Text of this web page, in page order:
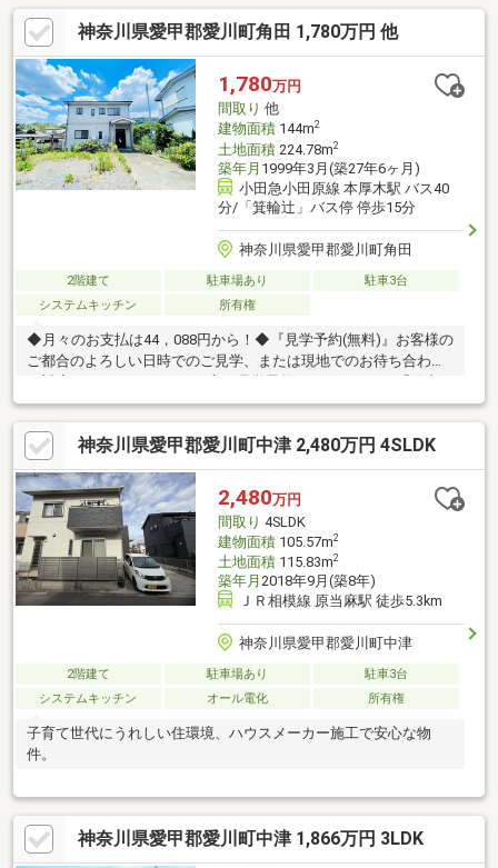
■角地■間取り：4SLDK S=サービスルーム（納戸）■駐
車場／カースペース2台分（車種による）
神奈川県愛甲郡愛川町角田 1,780万円 他
1,780万円
間取り 他
建物面積144m2
土地面積224.78m2
築年月 1999年3月(築27年6ヶ月)
小田急小田原線 本厚木駅 バス40
分/「箕輪辻」バス停 停歩15分
神奈川県愛甲郡愛川町角田
2階建て 駐車場あり
駐車3台
システムキッチン
所有権
◆月々のお支払は44，088円から！◆『見学予約(無料)』お客様の
ご都合のよろしい日時でのご見学、または現地でのお待ち合わせ
を体感したい」「自分の車を駐車してみたい」「設備を説明して
もらいたい」など『資料請求する(無料)』または『お電話(TEL：
0120-772-395)』でのお問い合わせも大歓迎です。忙しくて見学の
時間が取れない！遠方で頻繁に行けない…という方にはオンライ
ンでもご覧いただけます。お気軽にご相談ください！
神奈川県愛甲郡愛川町中津 2,480万円 4SLDK
2,480万円
間取り 4SLDK
建物面積105.57m2
土地面積115.83m2
築年月 2018年9月(築8年)
ＪＲ相模線 原当麻駅 徒歩5.3km
神奈川県愛甲郡愛川町中津
2階建て 駐車場あり
駐車3台
システムキッチン
オール電化 所有権
子育て世代にうれしい住環境、ハウスメーカー施工で安心な物
件。
神奈川県愛甲郡愛川町中津 1,866万円 3LDK